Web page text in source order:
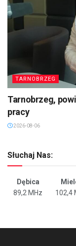
TARNOBRZEG
Tarnobrzeg,
pracy
2026-08-06
Słuchaj Nas:
Dębica
89,2 MHz
102,4